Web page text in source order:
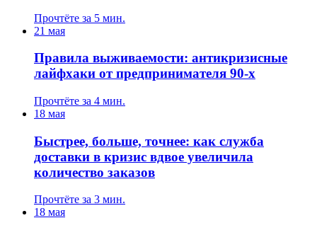
Прочтёте за 5 мин.
21 мая
Правила выживаемости: антикризисные
лайфхаки от предпринимателя 90-х
Прочтёте за 4 мин.
18 мая
Быстрее, больше, точнее: как служба
доставки в кризис вдвое увеличила
количество заказов
Прочтёте за 3 мин.
18 мая